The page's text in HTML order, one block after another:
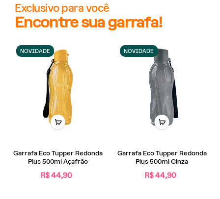
Exclusivo para você
Encontre sua garrafa!
NOVIDADE
Garrafa Eco Tupper Redonda
Plus 500ml Açafrão
R$ 44,90
NOVIDADE
Garrafa Eco Tupper Redonda
Plus 500ml Cinza
R$ 44,90